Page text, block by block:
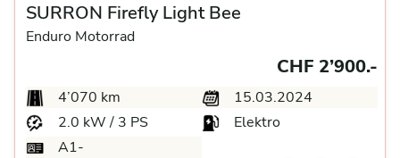
SURRON Firefly Light Bee
Enduro Motorrad
CHF 2’900.-
4’070 km
15.03.2024
2.0 kW / 3 PS
Elektro
A1-